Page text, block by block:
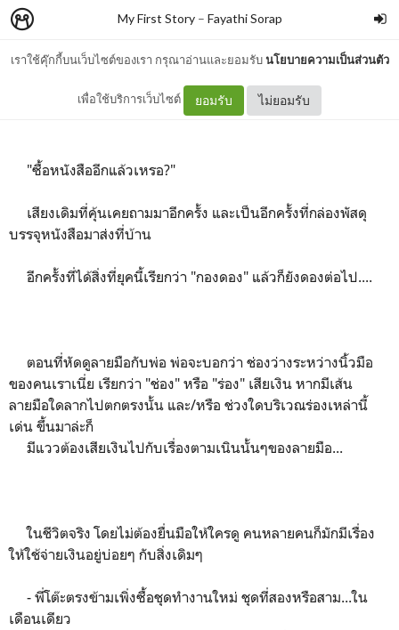
เราใช้คุ๊กกี้บนเว็บไซต์ของเรา กรุณาอ่านและยอมรับนโยบายความเป็นส่วนตัว
เพื่อใช้บริการเว็บไซต์ ยอมรับ ไม่ยอมรับ
My First Story– Fayathi Sorap
"ร่อง" เสียเงิน
"ซื้อหนังสืออีกแล้วเหรอ?"
เสียงเดิมที่คุ้นเคยถามมาอีกครั้ง และเป็นอีกครั้งที่กล่องพัสดุ
บรรจุหนังสือมาส่งที่บ้าน
อีกครั้งที่ได้สิ่งที่ยุคนี้เรียกว่า "กองดอง" แล้วก็ยังดองต่อไป....
ตอนที่หัดดูลายมือกับพ่อ พ่อจะบอกว่า ช่องว่างระหว่างนิ้วมือ
ของคนเราเนี่ย เรียกว่า "ช่อง" หรือ "ร่อง" เสียเงิน หากมีเส้น
ลายมือใดลากไปตกตรงนั้น และ/หรือ ช่วงใดบริเวณร่องเหล่านี้
เด่น ขึ้นมาล่ะก็
มีแววต้องเสียเงินไปกับเรื่องตามเนินนั้นๆของลายมือ...
ในชีวิตจริง โดยไม่ต้องยื่นมือให้ใครดู คนหลายคนก็มักมีเรื่อง
ให้ใช้จ่ายเงินอยู่บ่อยๆ กับสิ่งเดิมๆ
- พี่โต๊ะตรงข้ามเพิ่งซื้อชุดทำงานใหม่ ชุดที่สองหรือสาม...ใน
เดือนเดียว